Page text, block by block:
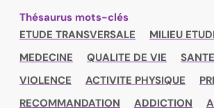
Thésaurus mots-clés
ETUDE TRANSVERSALE
MILIEU
MEDECINE
QUALITE DE VIE
VIOLENCE
ACTIVITE PHYSIQUE
RECOMMANDATION
ADDICTION